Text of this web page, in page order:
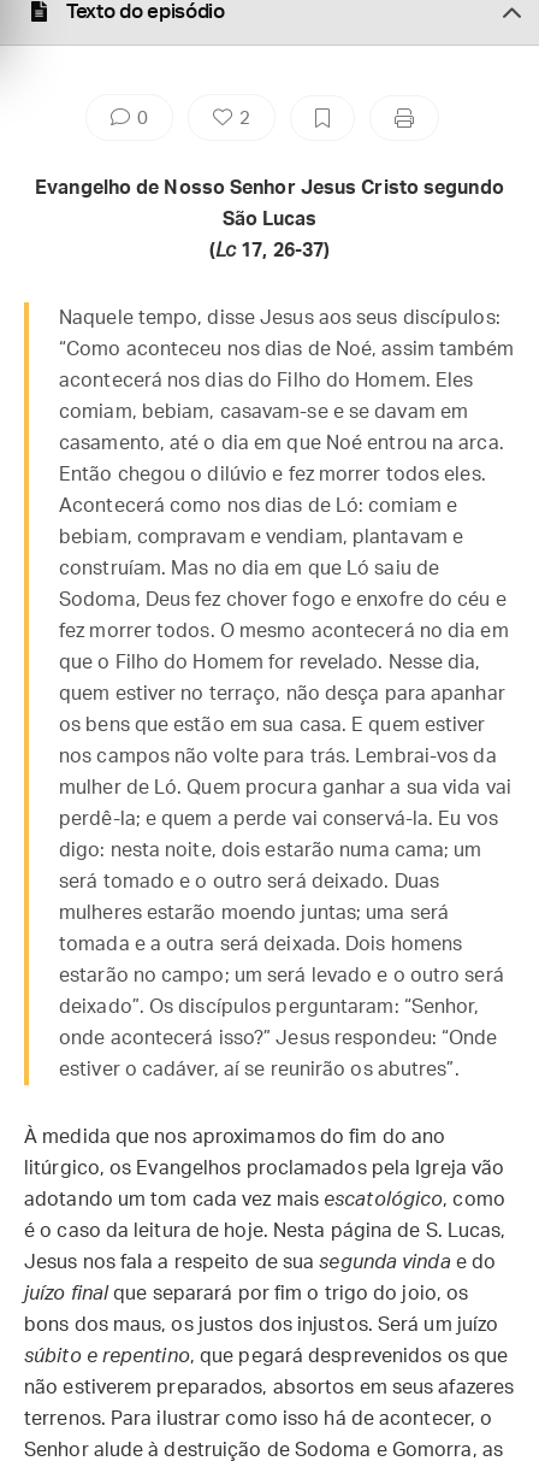
Texto do episódio
0 2
Evangelho de Nosso Senhor Jesus Cristo segundo
São Lucas
(Lc17, 26-37)
Naquele tempo, disse Jesus aos seus discípulos:
“Como aconteceu nos dias de Noé, assim também
acontecerá nos dias do Filho do Homem. Eles
comiam, bebiam, casavam-se e se davam em
casamento, até o dia em que Noé entrou na arca.
Então chegou o dilúvio e fez morrer todos eles.
Acontecerá como nos dias de Ló: comiam e
bebiam, compravam e vendiam, plantavam e
construíam. Mas no dia em que Ló saiu de
Sodoma, Deus fez chover fogo e enxofre do céu e
fez morrer todos. O mesmo acontecerá no dia em
que o Filho do Homem for revelado. Nesse dia,
quem estiver no terraço, não desça para apanhar
os bens que estão em sua casa. E quem estiver
nos campos não volte para trás. Lembrai-vos da
mulher de Ló. Quem procura ganhar a sua vida vai
perdê-la; e quem a perde vai conservá-la. Eu vos
digo: nesta noite, dois estarão numa cama; um
será tomado e o outro será deixado. Duas
mulheres estarão moendo juntas; uma será
tomada e a outra será deixada. Dois homens
estarão no campo; um será levado e o outro será
deixado”. Os discípulos perguntaram: “Senhor,
onde acontecerá isso?” Jesus respondeu: “Onde
estiver o cadáver, aí se reunirão os abutres”.
À medida que nos aproximamos do fim do ano
litúrgico, os Evangelhos proclamados pela Igreja vão
adotando um tom cada vez mais escatológico, como
é o caso da leitura de hoje. Nesta página de S. Lucas,
Jesus nos fala a respeito de suasegunda vindae do
juízo final que separará por fim o trigo do joio, os
bons dos maus, os justos dos injustos. Será um juízo
súbito e repentino, que pegará desprevenidos os que
não estiverem preparados, absortos em seus afazeres
terrenos. Para ilustrar como isso há de acontecer, o
Senhor alude à destruição de Sodoma e Gomorra, as